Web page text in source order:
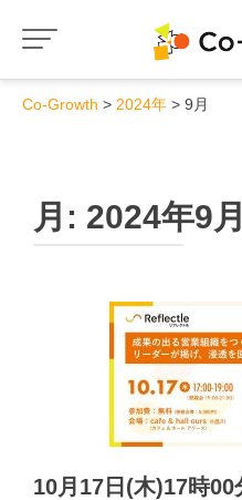
Co-Growth 2024年 9月
月: 2024年9月
10月17日(木)17時